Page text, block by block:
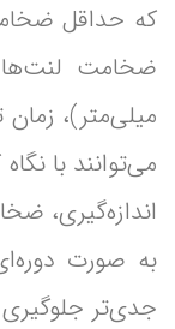
که حداقل
میلی‌متر)،
می‌توانند با
اندازه‌گیری،
به صورت
جدی‌تر